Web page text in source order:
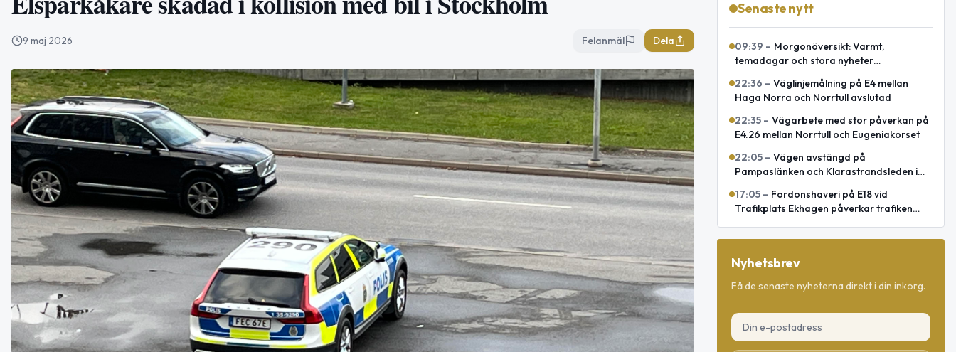
9 maj 2026 Felanmäl Dela
Senaste nytt
09:39 – Morgonöversikt: Varmt,
temadagar och stora nyheter
22:36 – Väglinjemålning på E4 mellan
Haga Norra och Norrtull avslutad
22:35 – Vägarbete med stor påverkan på
E4.26 mellan Norrtull och Eugeniakorset
22:05 – Vägen avstängd på
Pampaslänken och Klarastrandsleden i
17:05 – Fordonshaveri på E18 vid
Trafikplats Ekhagen påverkar trafiken
Nyhetsbrev
Få de senaste nyheterna direkt i din inkorg.